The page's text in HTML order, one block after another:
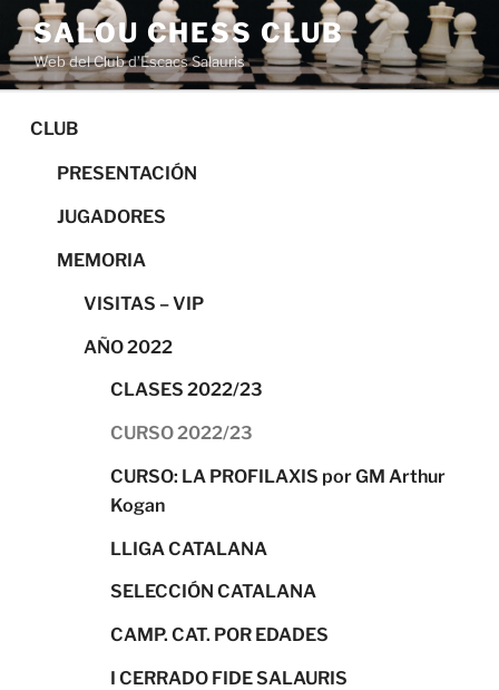
Saltar
contenido
SALOU CHESS CLUB
Web del Club d’Escacs Salauris
CLUB
PRESENTACIÓN
JUGADORES
MEMORIA
VISITAS – VIP
AÑO 2022
CLASES 2022/23
CURSO 2022/23
CURSO: LA PROFILAXIS por GM Arthur
Kogan
LLIGA CATALANA
SELECCIÓN CATALANA
CAMP. CAT. POR EDADES
I CERRADO FIDE SALAURIS